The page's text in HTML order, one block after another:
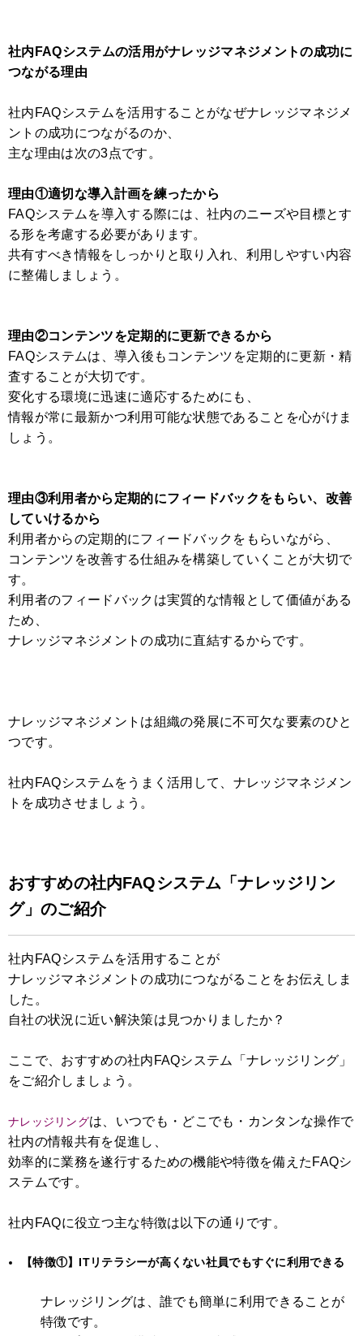
社内FAQシステムの活用がナレッジマネジメントの成功に
つながる理由
社内FAQシステムを活用することがなぜナレッジマネジメ
ントの成功につながるのか、
主な理由は次の3点です。
理由①適切な導入計画を練ったから
FAQシステムを導入する際には、社内のニーズや目標とす
る形を考慮する必要があります。
共有すべき情報をしっかりと取り入れ、利用しやすい内容
に整備しましょう。
理由②コンテンツを定期的に更新できるから
FAQシステムは、導入後もコンテンツを定期的に更新・精
査することが大切です。
変化する環境に迅速に適応するためにも、
情報が常に最新かつ利用可能な状態であることを心がけま
しょう。
理由③利用者から定期的にフィードバックをもらい、改善
していけるから
利用者からの定期的にフィードバックをもらいながら、
コンテンツを改善する仕組みを構築していくことが大切で
す。
利用者のフィードバックは実質的な情報として価値がある
ため、
ナレッジマネジメントの成功に直結するからです。
ナレッジマネジメントは組織の発展に不可欠な要素のひと
つです。
社内FAQシステムをうまく活用して、ナレッジマネジメン
トを成功させましょう。
おすすめの社内FAQシステム「ナレッジリン
グ」のご紹介
社内FAQシステムを活用することが
ナレッジマネジメントの成功につながることをお伝えしま
した。
自社の状況に近い解決策は見つかりましたか？
ここで、おすすめの社内FAQシステム「ナレッジリング」
をご紹介しましょう。
ナレッジリングは、いつでも・どこでも・カンタンな操作で
社内の情報共有を促進し、
効率的に業務を遂行するための機能や特徴を備えたFAQシ
ステムです。
社内FAQに役立つ主な特徴は以下の通りです。
【特徴①】ITリテラシーが高くない社員でもすぐに利用できる
ナレッジリングは、誰でも簡単に利用できることが
特徴です。